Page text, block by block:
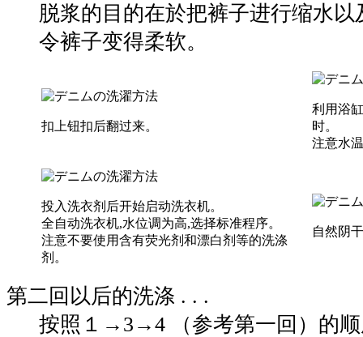
脱浆的目的在於把裤子进行缩水
令裤子变得柔软。
扣上钮扣后翻过来。
利用浴
时。
注意水
投入洗衣剂后开始启动洗衣机。
全自动洗衣机,水位调为高,选择标准程序。
注意不要使用含有荧光剂和漂白剂等的洗涤
剂。
自然阴
第二回以后的洗涤 . . .
按照１→3→4 （参考第一回）的